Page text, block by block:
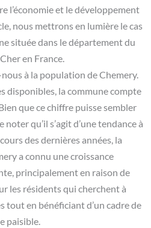
l’économie et le développement
nous mettrons en lumière le cas
située dans le département du
en France.
à la population de Chemery.
disponibles, la commune compte
que ce chiffre puisse sembler
qu’il s’agit d’une tendance à
des dernières années, la
a connu une croissance
principalement en raison de
les résidents qui cherchent à
tout en bénéficiant d’un cadre de
paisible.